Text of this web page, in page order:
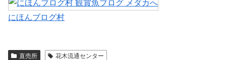
にほんブログ村
直売所 花木流通センター